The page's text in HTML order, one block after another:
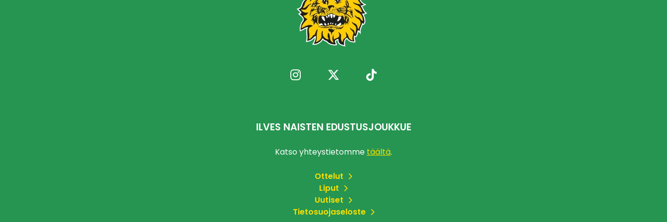
ILVES NAISTEN EDUSTUSJOUKKUE
Katso yhteystietomme täältä.
Ottelut
Liput
Uutiset
Tietosuojaseloste